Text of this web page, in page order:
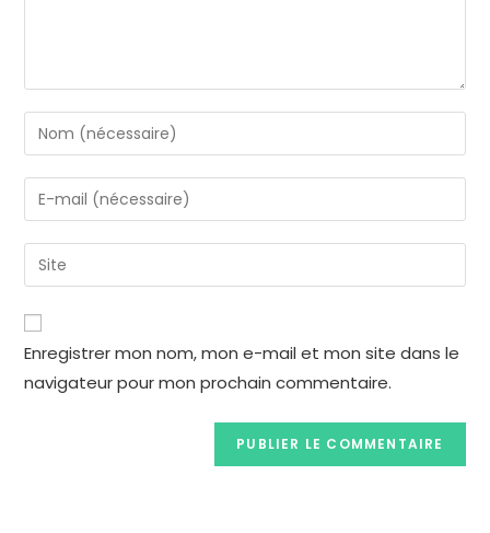
Enregistrer mon nom, mon e-mail et mon site dans le
navigateur pour mon prochain commentaire.